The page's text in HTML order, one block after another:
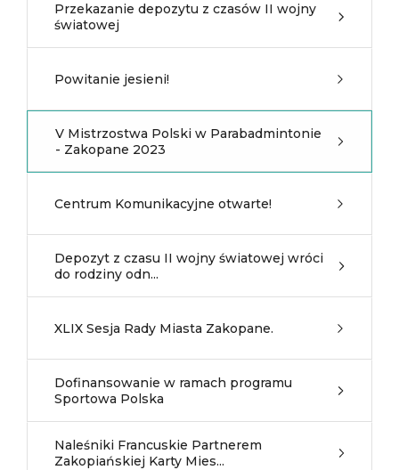
Przekazanie depozytu z czasów II wojny
światowej
Powitanie jesieni!
V Mistrzostwa Polski w Parabadmintonie
- Zakopane 2023
Centrum Komunikacyjne otwarte!
Depozyt z czasu II wojny światowej wróci
do rodziny odn...
XLIX Sesja Rady Miasta Zakopane.
Dofinansowanie w ramach programu
Sportowa Polska
Naleśniki Francuskie Partnerem
Zakopiańskiej Karty Mies...